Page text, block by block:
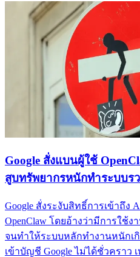
Google สั่งแบนผู้ใช้
สูบทรัพยากรหนักทำระบบร
Google สั่งระงับสิทธิ์การเข้าถึง
OpenClaw โดยอ้างว่ามีการใช้ง
จนทำให้ระบบหลักทำงานหนักเ
เข้าบัญชี Google ไม่ได้ชั่วคราว